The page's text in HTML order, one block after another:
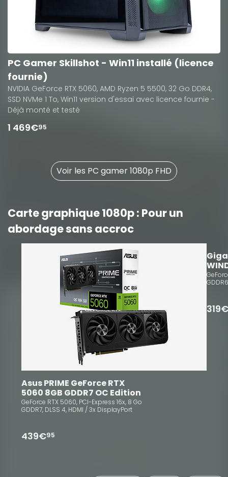
PC Gamer Skillshot - Win11 installé (licence
fournie)
NVIDIA GeForce RTX 5060, AMD Ryzen 5 5500, 32 Go DDR4,
SSD NVMe 1 To, Win11 version d'essai avec licence fournie -
Déjà monté et testé
1 469€95
Voir les PC gamer 1080p FHD
Carte graphique 1080p : Pour un
abordage sans accroc
Asus PRIME GeForce RTX
5060 8GB GDDR7 OC Edition
GeForce RTX 5060, PCI-Express 16x, 8 Go
GDDR7, DLSS 4, HDMI / 3x DisplayPort
439€95